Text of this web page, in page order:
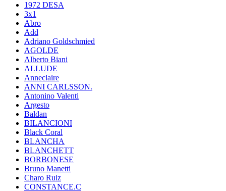
1972 DESA
3x1
Abro
Add
Adriano Goldschmied
AGOLDE
Alberto Biani
ALLUDE
Anneclaire
ANNI CARLSSON.
Antonino Valenti
Argesto
Baldan
BILANCIONI
Black Coral
BLANCHA
BLANCHETT
BORBONESE
Bruno Manetti
Charo Ruiz
CONSTANCE.C